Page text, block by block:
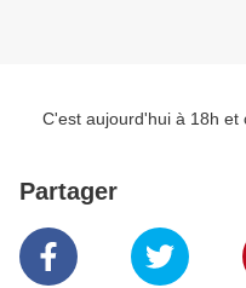
C'est aujourd'hui à 18h et
Partager